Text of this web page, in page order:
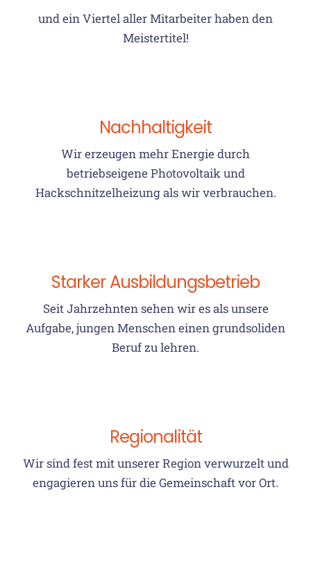
und ein Viertel aller Mitarbeiter haben den
Meistertitel!
Nachhaltigkeit
Wir erzeugen mehr Energie durch
betriebseigene Photovoltaik und
Hackschnitzelheizung als wir verbrauchen.
Starker Ausbildungsbetrieb
Seit Jahrzehnten sehen wir es als unsere
Aufgabe, jungen Menschen einen grundsoliden
Beruf zu lehren.
Regionalität
Wir sind fest mit unserer Region verwurzelt und
engagieren uns für die Gemeinschaft vor Ort.